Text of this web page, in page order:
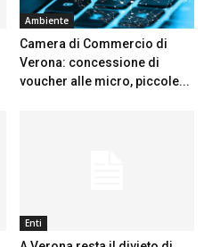
Ambiente
Camera di Commercio di
Verona: concessione di
voucher alle micro, piccole...
Enti